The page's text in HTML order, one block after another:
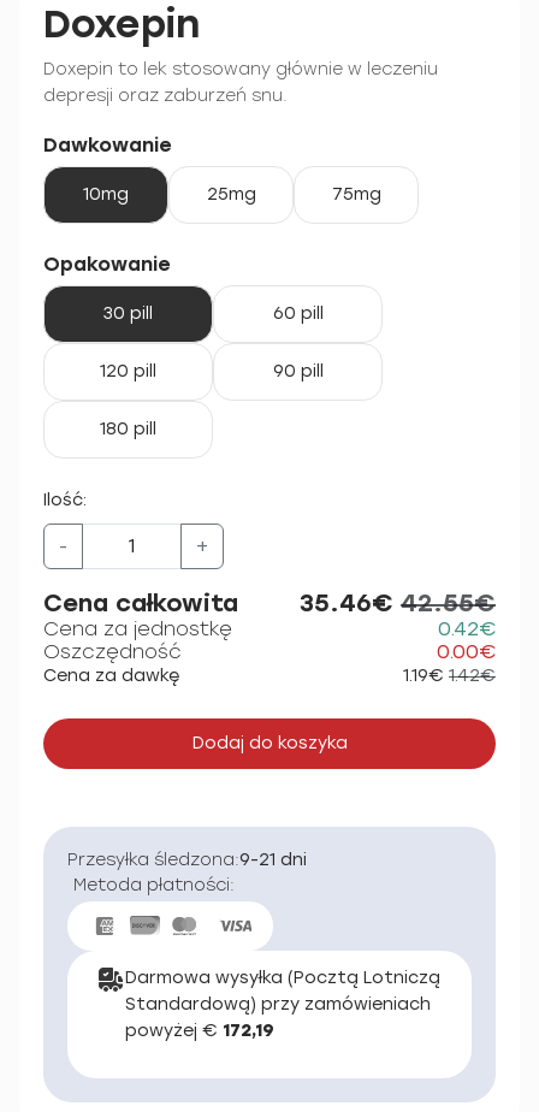
Doxepin
Doxepin to lek stosowany głównie w leczeniu
depresji oraz zaburzeń snu.
Dawkowanie
10mg 25mg 75mg
Opakowanie
30 pill 60 pill
120 pill 90 pill
180 pill
Ilość:
- +
Cena całkowita 35.46€ 42.55€
Cena za jednostkę
0.42€
Oszczędność
0.00€
Cena za dawkę 1.19€ 1.42€
Dodaj do koszyka
Przesyłka śledzona:9-21 dni
Metoda płatności:
Darmowa wysyłka (Pocztą Lotniczą
Standardową) przy zamówieniach
powyżej € 172,19